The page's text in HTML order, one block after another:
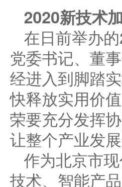
2020新技术
在日前举办
党委书记、董
经进入到脚踏
快释放实用价
荣要充分发挥
让整个产业发展
作为北京市
技术、智能产